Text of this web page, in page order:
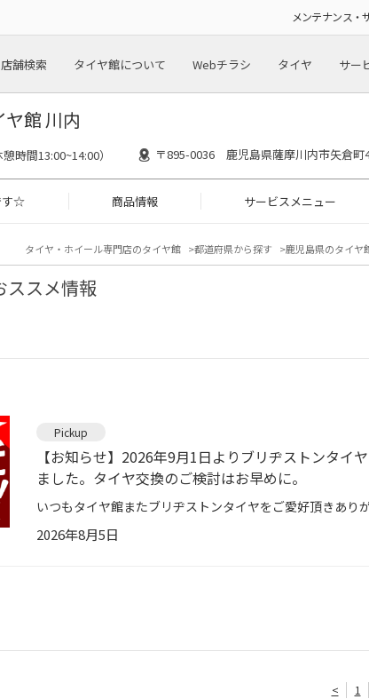
メンテナンス・
店舗検索 タイヤ館について Webチラシ タイヤ サー
ヤ館 川内
時間13:00~14:00） 〒895-0036 鹿児島県薩摩川内市矢倉町
す☆ 商品情報 サービスメニュー
タイヤ・ホイール専門店のタイヤ館 都道府県から探す 鹿児島県のタイヤ
ススメ情報
Pickup
【お知らせ】2026年9月1日よりブリヂストンタイ
ました。タイヤ交換のご検討はお早めに。
2026年8月5日
< 1